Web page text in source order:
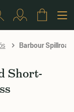
Barbour
Short-